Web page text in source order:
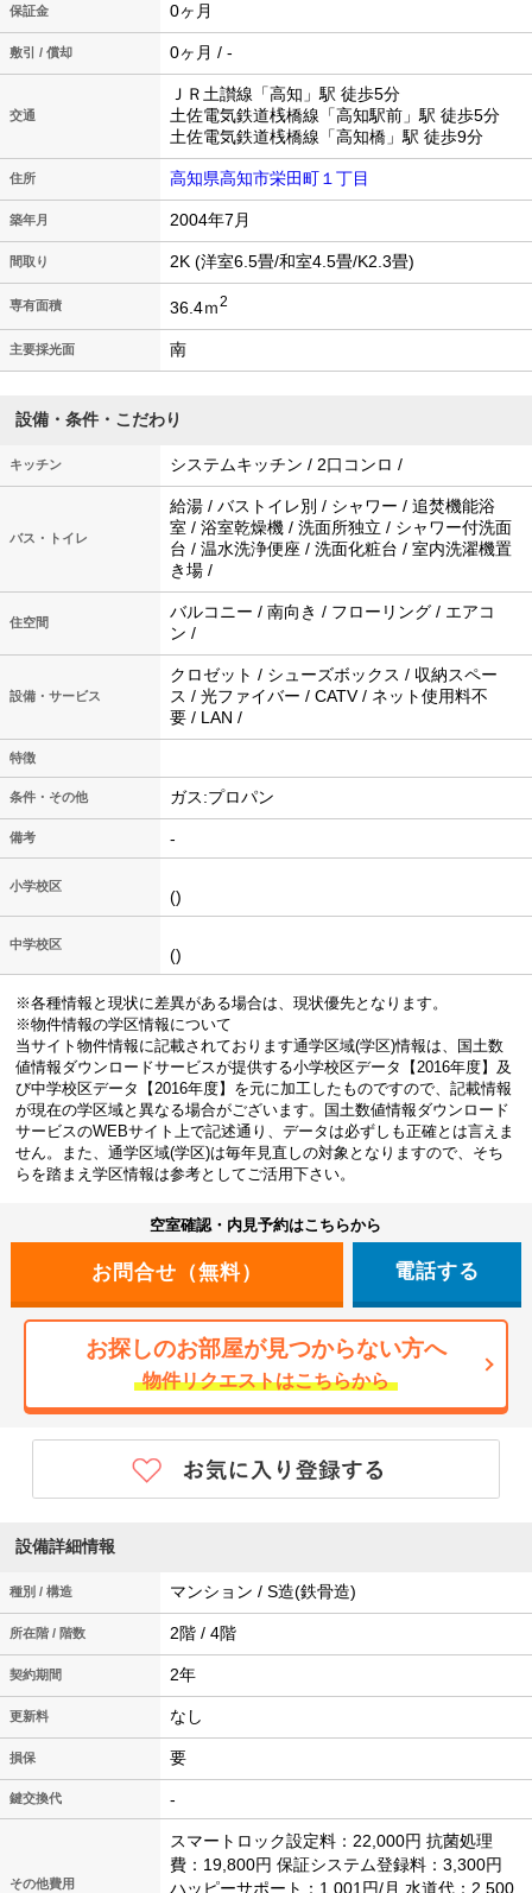
保証金 0ヶ月
敷引 / 償却 0ヶ月 / -
交通
ＪＲ土讃線「高知」駅 徒歩5分
土佐電気鉄道桟橋線「高知駅前」駅 徒歩5分
土佐電気鉄道桟橋線「高知橋」駅 徒歩9分
住所 高知県高知市栄田町１丁目
築年月 2004年7月
間取り 2K (洋室6.5畳/和室4.5畳/K2.3畳)
専有面積 36.4ｍ2
主要採光面 南
設備・条件・こだわり
キッチン システムキッチン / 2口コンロ /
バス・トイレ
給湯 / バストイレ別 / シャワー / 追焚機能浴
室 / 浴室乾燥機 / 洗面所独立 / シャワー付洗面
台 / 温水洗浄便座 / 洗面化粧台 / 室内洗濯機置
き場 /
住空間
バルコニー / 南向き / フローリング / エアコ
ン /
設備・サービス
クロゼット / シューズボックス / 収納スペー
ス / 光ファイバー / CATV / ネット使用料不
要 / LAN /
特徴
条件・その他 ガス:プロパン
備考 -
小学校区
()
中学校区
()
※各種情報と現状に差異がある場合は、現状優先となります。
※物件情報の学区情報について
当サイト物件情報に記載されております通学区域(学区)情報は、国土数
値情報ダウンロードサービスが提供する小学校区データ【2016年度】及
び中学校区データ【2016年度】を元に加工したものですので、記載情報
が現在の学区域と異なる場合がございます。国土数値情報ダウンロード
サービスのWEBサイト上で記述通り、データは必ずしも正確とは言えま
せん。また、通学区域(学区)は毎年見直しの対象となりますので、そち
らを踏まえ学区情報は参考としてご活用下さい。
空室確認・内見予約はこちらから
電話する
お探しのお部屋が見つからない方へ
物件リクエストはこちらから
設備詳細情報
種別 / 構造 マンション / S造(鉄骨造)
所在階 / 階数 2階 / 4階
契約期間 2年
更新料 なし
損保 要
鍵交換代 -
その他費用
スマートロック設定料：22,000円 抗菌処理
費：19,800円 保証システム登録料：3,300円
ハッピーサポート：1,001円/月 水道代：2,500